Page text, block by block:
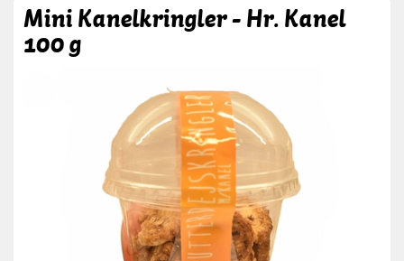
Mini Kanelkringler - Hr. Kanel
100 g